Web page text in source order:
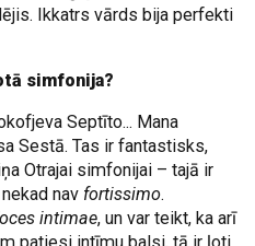
Ikkatrs vārds bija perfekti
simfonija?
Septīto... Mana
Sestā. Tas ir fantastisks,
Otrajai simfonijai – tajā ir
nav fortissimo.
intimae, un var teikt, ka arī